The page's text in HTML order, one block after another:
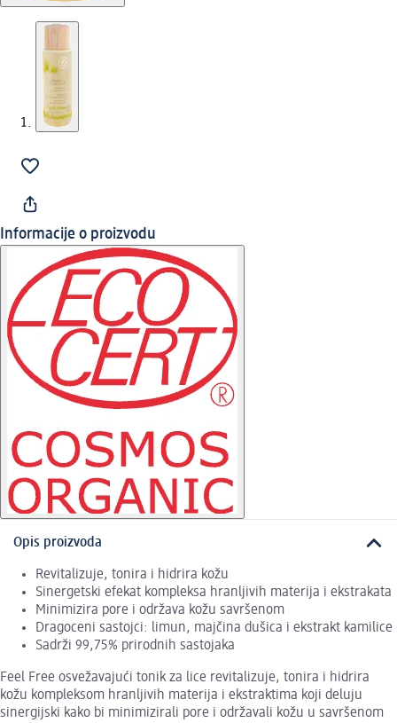
Informacije o proizvodu
Opis proizvoda
Revitalizuje, tonira i hidrira kožu
Sinergetski efekat kompleksa hranljivih materija i ekstrakata
Minimizira pore i održava kožu savršenom
Dragoceni sastojci: limun, majčina dušica i ekstrakt kamilice
Sadrži 99,75% prirodnih sastojaka
Feel Free osvežavajući tonik za lice revitalizuje, tonira i hidrira
kožu kompleksom hranljivih materija i ekstraktima koji deluju
sinergijski kako bi minimizirali pore i održavali kožu u savršenom